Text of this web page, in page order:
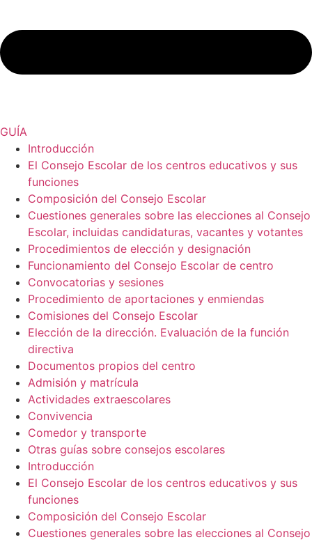
GUÍA
Introducción
El Consejo Escolar de los centros educativos y sus
funciones
Composición del Consejo Escolar
Cuestiones generales sobre las elecciones al Consejo
Escolar, incluidas candidaturas, vacantes y votantes
Procedimientos de elección y designación
Funcionamiento del Consejo Escolar de centro
Convocatorias y sesiones
Procedimiento de aportaciones y enmiendas
Comisiones del Consejo Escolar
Elección de la dirección. Evaluación de la función
directiva
Documentos propios del centro
Admisión y matrícula
Actividades extraescolares
Convivencia
Comedor y transporte
Otras guías sobre consejos escolares
Introducción
El Consejo Escolar de los centros educativos y sus
funciones
Composición del Consejo Escolar
Cuestiones generales sobre las elecciones al Consejo